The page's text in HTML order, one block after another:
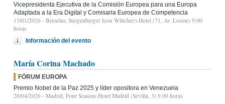
Vicepresidenta Ejecutiva de la Comisión Europea para una Europa
Adaptada a la Era Digital y Comisaria Europea de Competencia
13/01/2026 - Bruselas, Steigenberger Icon Wiltcher's Hotel (71, Av. Louise) 9:00
horas
Información del evento
María Corina Machado
FÓRUM EUROPA
Premio Nobel de la Paz 2025 y líder opositora en Venezuela
20/04/2026 - Madrid, Four Seasons Hotel Madrid (Sevilla, 3) 9.00 horas